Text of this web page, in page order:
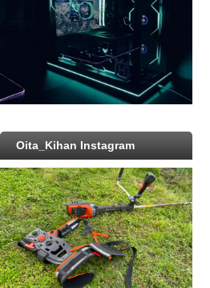
Oita_Kihan Instagram